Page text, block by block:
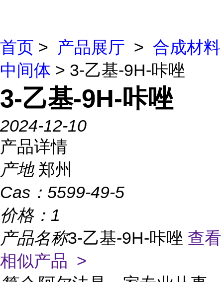
首页 > 产品展厅 > 合成材料
中间体 > 3-乙基-9H-咔唑
3-乙基-9H-咔唑
2024-12-10
产品详情
产地 郑州
Cas： 5599-49-5
价格： 1
产品名称3-乙基-9H-咔唑 查看
相似产品 >